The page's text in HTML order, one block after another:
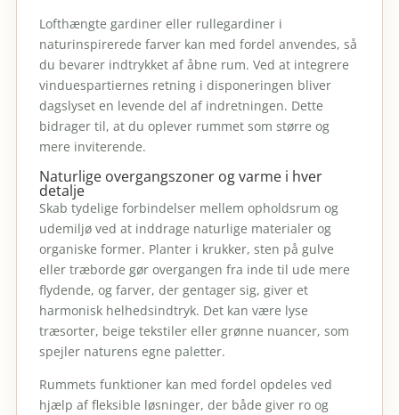
Lofthængte gardiner eller rullegardiner i
naturinspirerede farver kan med fordel anvendes, så
du bevarer indtrykket af åbne rum. Ved at integrere
vinduespartiernes retning i disponeringen bliver
dagslyset en levende del af indretningen. Dette
bidrager til, at du oplever rummet som større og
mere inviterende.
Naturlige overgangszoner og varme i hver
detalje
Skab tydelige forbindelser mellem opholdsrum og
udemiljø ved at inddrage naturlige materialer og
organiske former. Planter i krukker, sten på gulve
eller træborde gør overgangen fra inde til ude mere
flydende, og farver, der gentager sig, giver et
harmonisk helhedsindtryk. Det kan være lyse
træsorter, beige tekstiler eller grønne nuancer, som
spejler naturens egne paletter.
Rummets funktioner kan med fordel opdeles ved
hjælp af fleksible løsninger, der både giver ro og